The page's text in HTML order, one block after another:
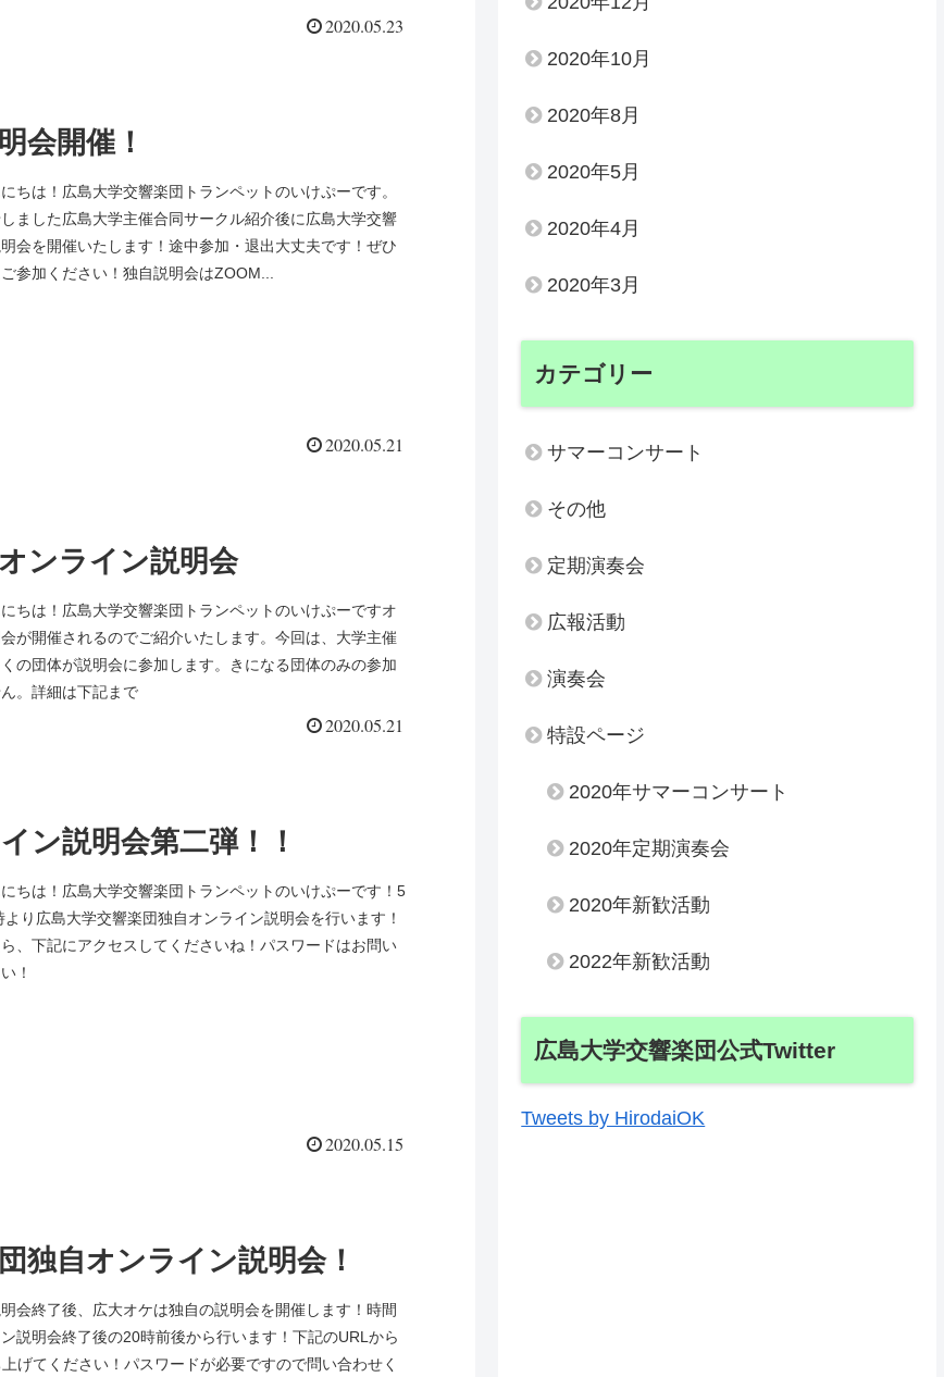
2020.05.23
会開催！
ちは！広島大学交響楽団トランペットのいけぷーです。
ました広島大学主催合同サークル紹介後に広島大学交響
会を開催いたします！途中参加・退出大丈夫です！ぜひ
参加ください！独自説明会はZOOM...
2020.05.21
ンライン説明会
ちは！広島大学交響楽団トランペットのいけぷーですオ
が開催されるのでご紹介いたします。今回は、大学主催
の団体が説明会に参加します。きになる団体のみの参加
。詳細は下記まで
2020.05.21
ン説明会第二弾！！
ちは！広島大学交響楽団トランペットのいけぷーです！5
より広島大学交響楽団独自オンライン説明会を行います！
、下記にアクセスしてくださいね！パスワードはお問い
！
2020.05.15
独自オンライン説明会！
会終了後、広大オケは独自の説明会を開催します！時間
説明会終了後の20時前後から行います！下記のURLから
げてください！パスワードが必要ですので問い合わせく
2020年10月
2020年8月
2020年5月
2020年4月
2020年3月
カテゴリー
サマーコンサート
その他
定期演奏会
広報活動
演奏会
特設ページ
2020年サマーコンサート
2020年定期演奏会
2020年新歓活動
2022年新歓活動
広島大学交響楽団公式Twitter
Tweets by HirodaiOK